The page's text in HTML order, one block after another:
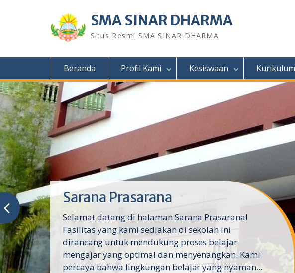
SMA SINAR DHARMA
Situs Resmi SMA SINAR DHARMA
Beranda Profil Kami Kesiswaan Kurikulum
Sarana Prasarana
Selamat datang di halaman Sarana Prasarana!
Fasilitas yang kami sediakan di sekolah ini
dirancang untuk mendukung proses belajar
mengajar yang optimal dan menyenangkan. Kami
percaya bahwa lingkungan belajar yang nyaman...